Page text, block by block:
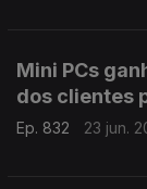
Mini PCs
dos clientes
Ep. 832 23 jun.